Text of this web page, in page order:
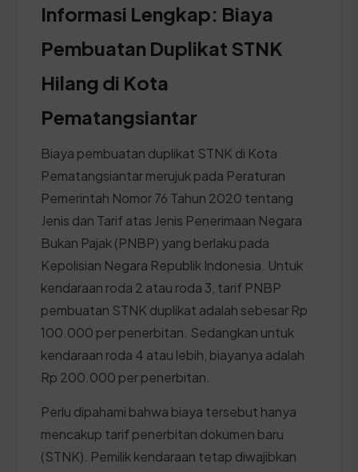
Informasi Lengkap: Biaya
Pembuatan Duplikat STNK
Hilang di Kota
Pematangsiantar
Biaya pembuatan duplikat STNK di Kota
Pematangsiantar merujuk pada Peraturan
Pemerintah Nomor 76 Tahun 2020 tentang
Jenis dan Tarif atas Jenis Penerimaan Negara
Bukan Pajak (PNBP) yang berlaku pada
Kepolisian Negara Republik Indonesia. Untuk
kendaraan roda 2 atau roda 3, tarif PNBP
pembuatan STNK duplikat adalah sebesar Rp
100.000 per penerbitan. Sedangkan untuk
kendaraan roda 4 atau lebih, biayanya adalah
Rp 200.000 per penerbitan.
Perlu dipahami bahwa biaya tersebut hanya
mencakup tarif penerbitan dokumen baru
(STNK). Pemilik kendaraan tetap diwajibkan